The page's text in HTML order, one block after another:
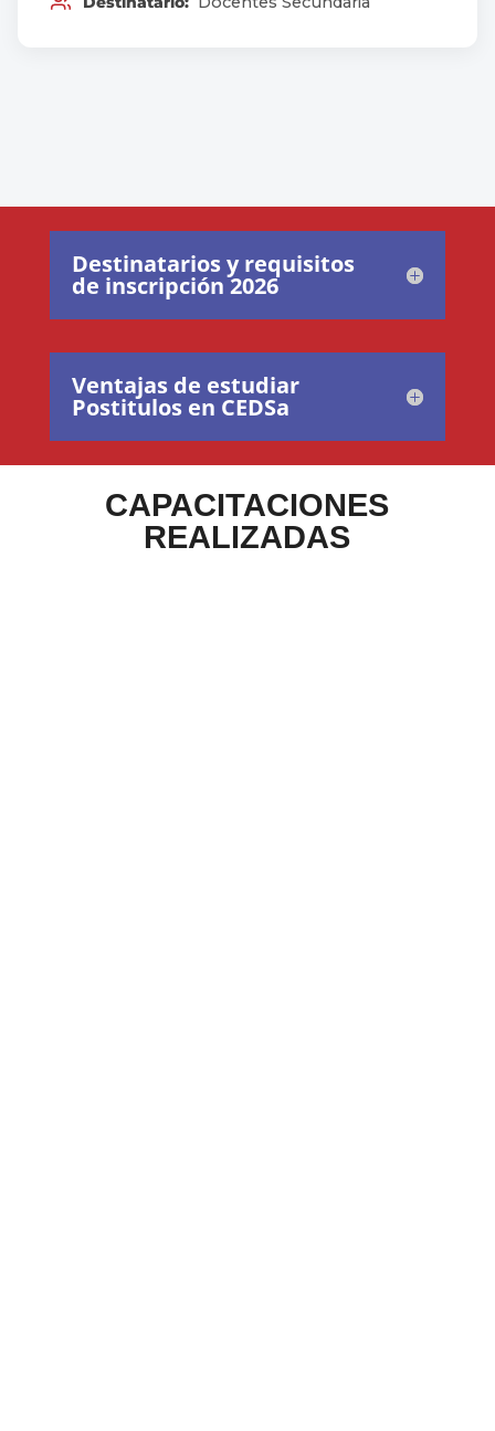
Destinatarios y requisitos
de inscripción 2026
Ventajas de estudiar
Postitulos en CEDSa
CAPACITACIONES
REALIZADAS